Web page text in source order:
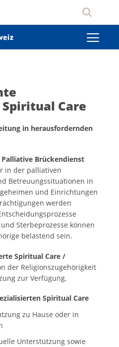
Care
in herausfordernden
Palliative Brückendienst
in der palliativen
Betreuungssituationen in
und Einrichtungen
werden
Sterbeprozesse können
belastend sein.
Spiritual Care /
der Religionszugehörigkeit
zur Verfügung.
Spiritual Care
zu Hause oder in
Unterstützung sowie